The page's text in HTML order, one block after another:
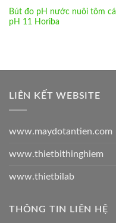
Bút đo pH nước nuôi tôm cá
pH 11 Horiba
LIÊN KẾT WEBSITE
www.maydotantien.com
www.thietbithinghiem
www.thietbilab
THÔNG TIN LIÊN HỆ